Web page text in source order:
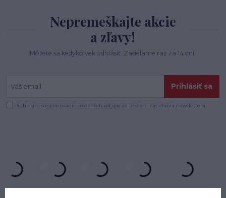
Nepremeškajte akcie
a zľavy!
Môžete sa kedykoľvek odhlásiť. Zasielame raz za 14 dní.
Prihlásiť sa
Súhlasím sospracovaním osobných údajov za účelom zasielania newslettera.